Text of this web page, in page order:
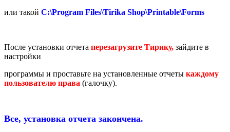
или такой C:\Program Files\Tirika Shop\Printable\Forms
После установки отчета перезагрузите Тирику, зайдите в
настройки
программы и проставьте на установленные отчеты каждому
пользователю права (галочку).
Все, установка отчета закончена.